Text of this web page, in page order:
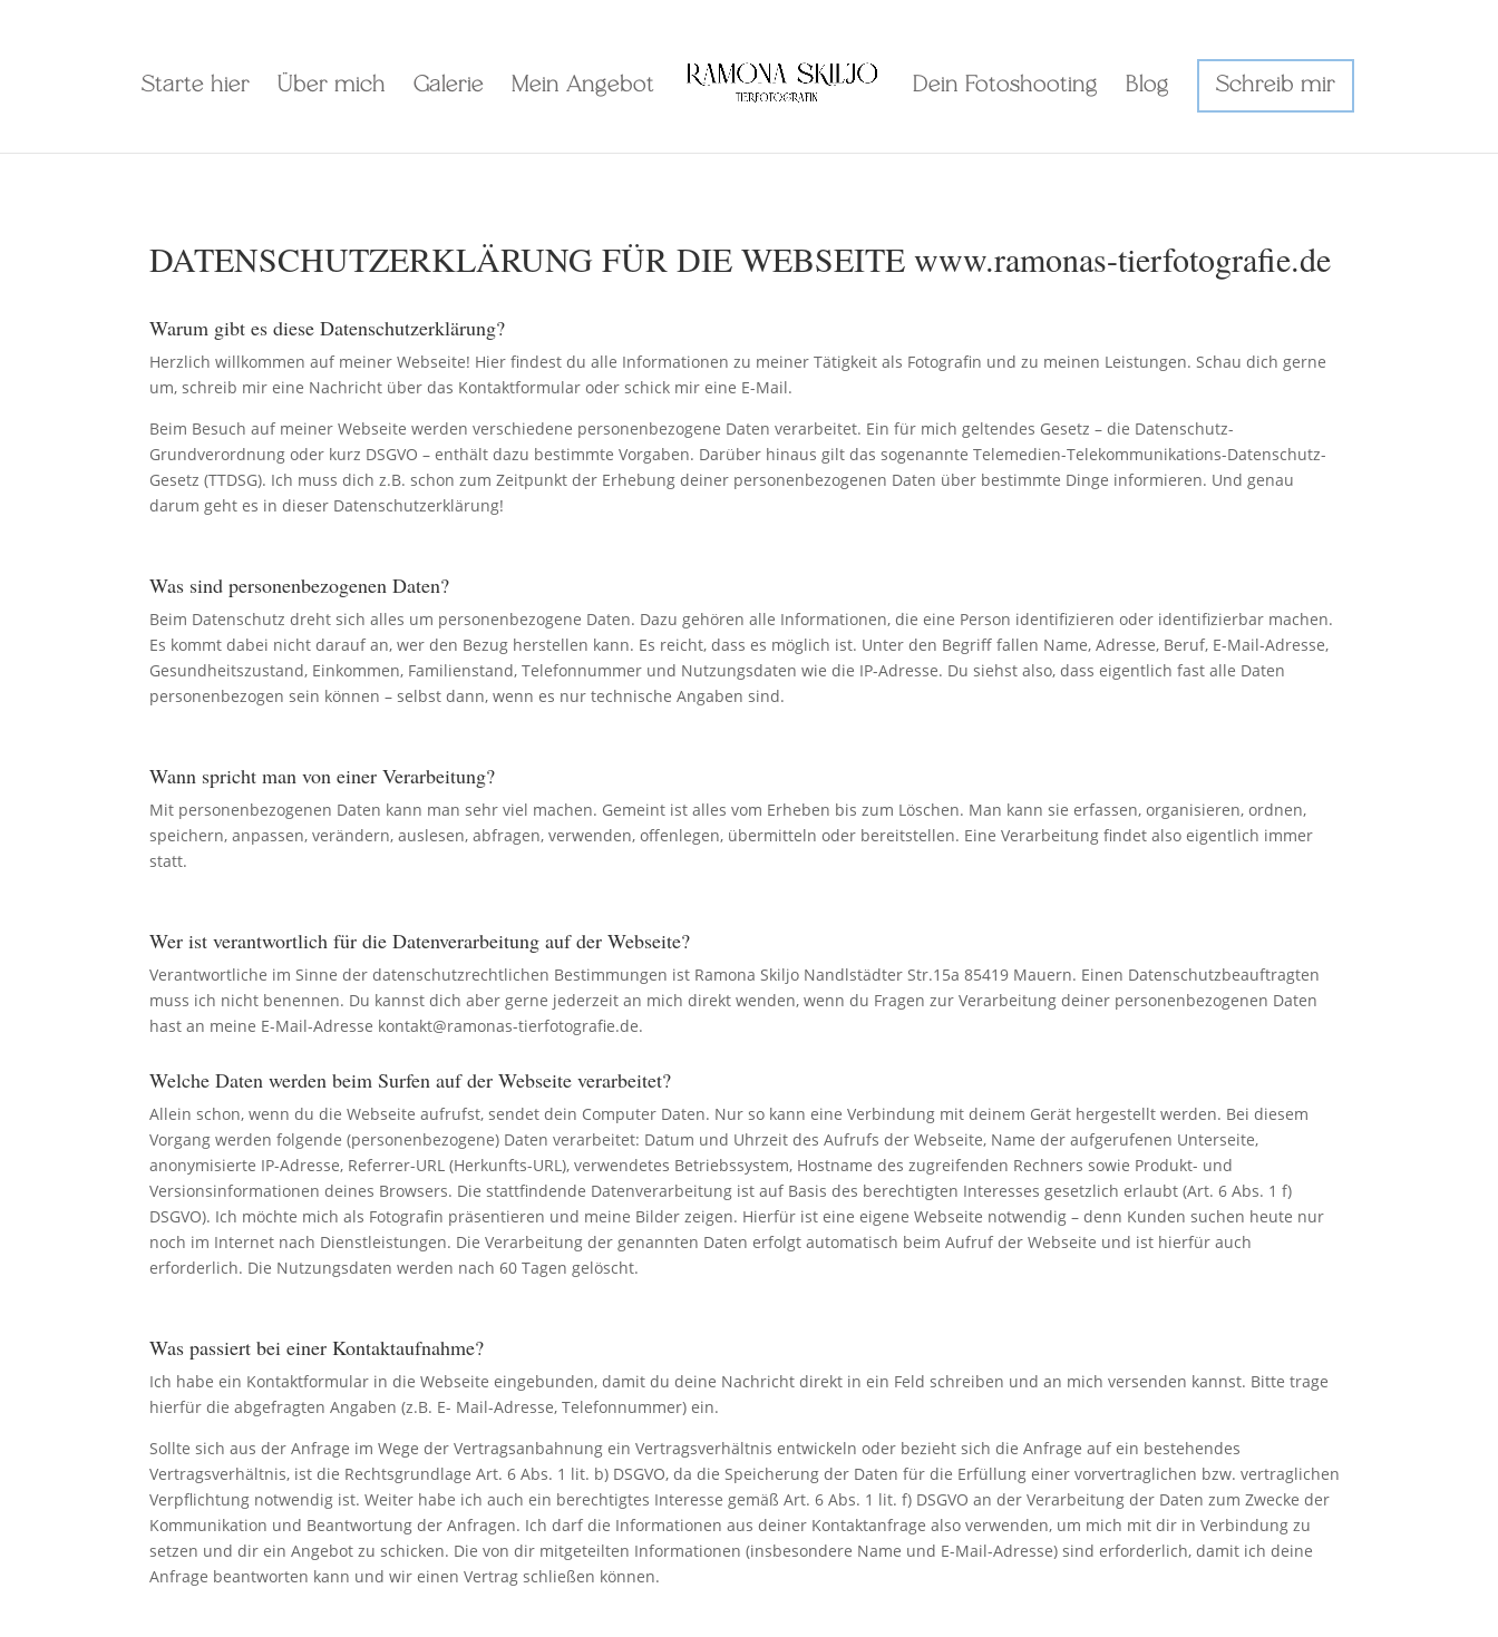
Starte hier Über mich Galerie Mein Angebot Dein Fotoshooting Blog Schreib mir
DATENSCHUTZERKLÄRUNG FÜR DIE WEBSEITE www.ramonas-tierfotografie.de
Warum gibt es diese Datenschutzerklärung?
Herzlich willkommen auf meiner Webseite! Hier findest du alle Informationen zu meiner Tätigkeit als Fotografin und zu meinen Leistungen. Schau dich gerne
um, schreib mir eine Nachricht über das Kontaktformular oder schick mir eine E-Mail.
Beim Besuch auf meiner Webseite werden verschiedene personenbezogene Daten verarbeitet. Ein für mich geltendes Gesetz – die Datenschutz-
Grundverordnung oder kurz DSGVO – enthält dazu bestimmte Vorgaben. Darüber hinaus gilt das sogenannte Telemedien-Telekommunikations-Datenschutz-
Gesetz (TTDSG). Ich muss dich z.B. schon zum Zeitpunkt der Erhebung deiner personenbezogenen Daten über bestimmte Dinge informieren. Und genau
darum geht es in dieser Datenschutzerklärung!
Was sind personenbezogenen Daten?
Beim Datenschutz dreht sich alles um personenbezogene Daten. Dazu gehören alle Informationen, die eine Person identifizieren oder identifizierbar machen.
Es kommt dabei nicht darauf an, wer den Bezug herstellen kann. Es reicht, dass es möglich ist. Unter den Begriff fallen Name, Adresse, Beruf, E-Mail-Adresse,
Gesundheitszustand, Einkommen, Familienstand, Telefonnummer und Nutzungsdaten wie die IP-Adresse. Du siehst also, dass eigentlich fast alle Daten
personenbezogen sein können – selbst dann, wenn es nur technische Angaben sind.
Wann spricht man von einer Verarbeitung?
Mit personenbezogenen Daten kann man sehr viel machen. Gemeint ist alles vom Erheben bis zum Löschen. Man kann sie erfassen, organisieren, ordnen,
speichern, anpassen, verändern, auslesen, abfragen, verwenden, offenlegen, übermitteln oder bereitstellen. Eine Verarbeitung findet also eigentlich immer
statt.
Wer ist verantwortlich für die Datenverarbeitung auf der Webseite?
Verantwortliche im Sinne der datenschutzrechtlichen Bestimmungen ist Ramona Skiljo Nandlstädter Str.15a 85419 Mauern. Einen Datenschutzbeauftragten
muss ich nicht benennen. Du kannst dich aber gerne jederzeit an mich direkt wenden, wenn du Fragen zur Verarbeitung deiner personenbezogenen Daten
hast an meine E-Mail-Adresse kontakt@ramonas-tierfotografie.de.
Welche Daten werden beim Surfen auf der Webseite verarbeitet?
Allein schon, wenn du die Webseite aufrufst, sendet dein Computer Daten. Nur so kann eine Verbindung mit deinem Gerät hergestellt werden. Bei diesem
Vorgang werden folgende (personenbezogene) Daten verarbeitet: Datum und Uhrzeit des Aufrufs der Webseite, Name der aufgerufenen Unterseite,
anonymisierte IP-Adresse, Referrer-URL (Herkunfts-URL), verwendetes Betriebssystem, Hostname des zugreifenden Rechners sowie Produkt- und
Versionsinformationen deines Browsers. Die stattfindende Datenverarbeitung ist auf Basis des berechtigten Interesses gesetzlich erlaubt (Art. 6 Abs. 1 f)
DSGVO). Ich möchte mich als Fotografin präsentieren und meine Bilder zeigen. Hierfür ist eine eigene Webseite notwendig – denn Kunden suchen heute nur
noch im Internet nach Dienstleistungen. Die Verarbeitung der genannten Daten erfolgt automatisch beim Aufruf der Webseite und ist hierfür auch
erforderlich. Die Nutzungsdaten werden nach 60 Tagen gelöscht.
Was passiert bei einer Kontaktaufnahme?
Ich habe ein Kontaktformular in die Webseite eingebunden, damit du deine Nachricht direkt in ein Feld schreiben und an mich versenden kannst. Bitte trage
hierfür die abgefragten Angaben (z.B. E- Mail-Adresse, Telefonnummer) ein.
Sollte sich aus der Anfrage im Wege der Vertragsanbahnung ein Vertragsverhältnis entwickeln oder bezieht sich die Anfrage auf ein bestehendes
Vertragsverhältnis, ist die Rechtsgrundlage Art. 6 Abs. 1 lit. b) DSGVO, da die Speicherung der Daten für die Erfüllung einer vorvertraglichen bzw. vertraglichen
Verpflichtung notwendig ist. Weiter habe ich auch ein berechtigtes Interesse gemäß Art. 6 Abs. 1 lit. f) DSGVO an der Verarbeitung der Daten zum Zwecke der
Kommunikation und Beantwortung der Anfragen. Ich darf die Informationen aus deiner Kontaktanfrage also verwenden, um mich mit dir in Verbindung zu
setzen und dir ein Angebot zu schicken. Die von dir mitgeteilten Informationen (insbesondere Name und E-Mail-Adresse) sind erforderlich, damit ich deine
Anfrage beantworten kann und wir einen Vertrag schließen können.